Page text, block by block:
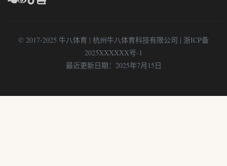
© 2017-2025 牛八体育 | 杭州牛八体育科技有限公司 | 浙ICP备
2025XXXXXX号-1
最近更新日期：2025年7月15日